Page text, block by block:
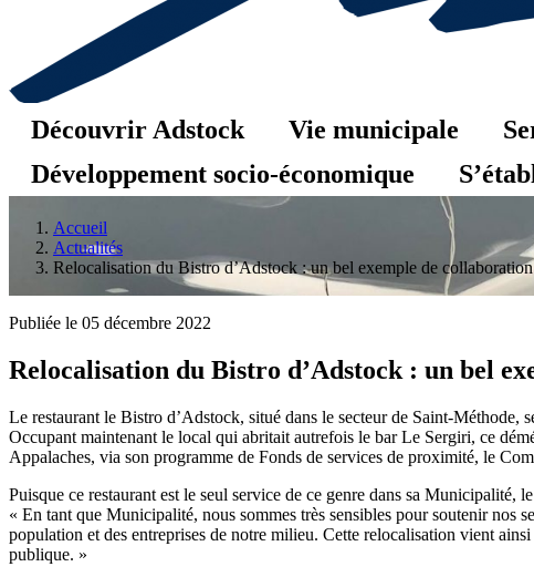
Découvrir Adstock Vie municipale
Développement socio-économique
Accueil
Actualités
Relocalisation du Bistro d’Adstock : un bel exemple de
Publiée le 05 décembre 2022
Relocalisation du Bistro d’Adstock : un bel
Le restaurant le Bistro d’Adstock, situé dans le secteur de Saint-
Occupant maintenant le local qui abritait autrefois le bar Le Sergiri, ce
Appalaches, via son programme de Fonds de services de proximité, le
Puisque ce restaurant est le seul service de ce genre dans sa
« En tant que Municipalité, nous sommes très sensibles pour soutenir nos
population et des entreprises de notre milieu. Cette relocalisation vient
publique. »